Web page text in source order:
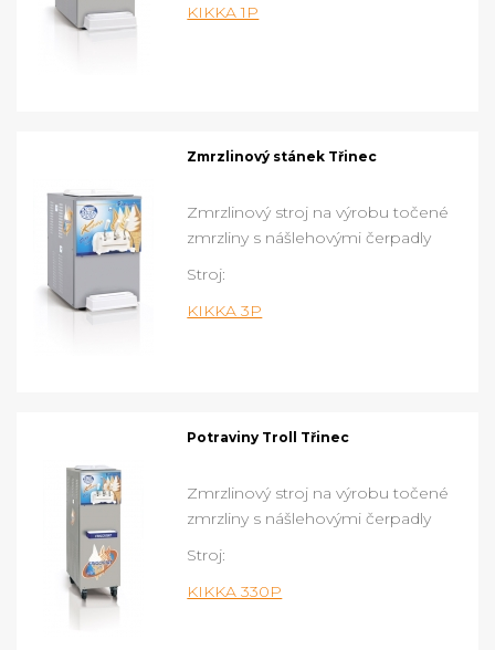
KIKKA 1P
Zmrzlinový stánek Třinec
Zmrzlinový stroj na výrobu točené
zmrzliny s nášlehovými čerpadly
Stroj:
KIKKA 3P
Potraviny Troll Třinec
Zmrzlinový stroj na výrobu točené
zmrzliny s nášlehovými čerpadly
Stroj:
KIKKA 330P